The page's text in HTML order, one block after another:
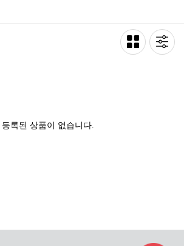
등록된 상품이 없습니다.